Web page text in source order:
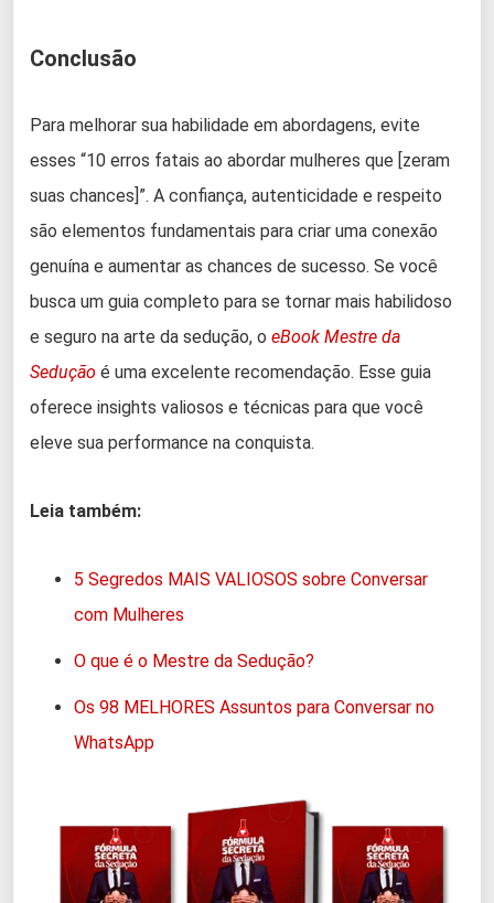
Conclusão
Para melhorar sua habilidade em abordagens, evite
esses “10 erros fatais ao abordar mulheres que [zeram
suas chances]”. A confiança, autenticidade e respeito
são elementos fundamentais para criar uma conexão
genuína e aumentar as chances de sucesso. Se você
busca um guia completo para se tornar mais habilidoso
e seguro na arte da sedução, o eBook Mestre da
Sedução é uma excelente recomendação. Esse guia
oferece insights valiosos e técnicas para que você
eleve sua performance na conquista.
Leia também:
5 Segredos MAIS VALIOSOS sobre Conversar
com Mulheres
O que é o Mestre da Sedução?
Os 98 MELHORES Assuntos para Conversar no
WhatsApp